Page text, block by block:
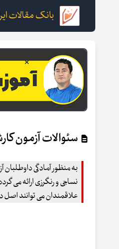
بانک مقالات
سئوالات آزمون
به منظور آمادگی
نساجی و رنگرزی ارائه می
علاقمندان می توانند اصل دفترچه آزمون را که